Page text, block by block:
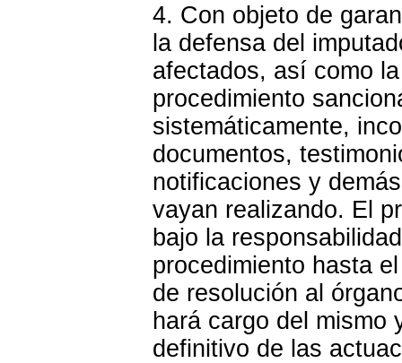
4. Con objeto de
la defensa del
afectados, así como
procedimiento
sistemáticamente,
documentos,
notificaciones y
vayan realizando. El
bajo la
procedimiento hasta
de resolución al
hará cargo del mismo
definitivo de las